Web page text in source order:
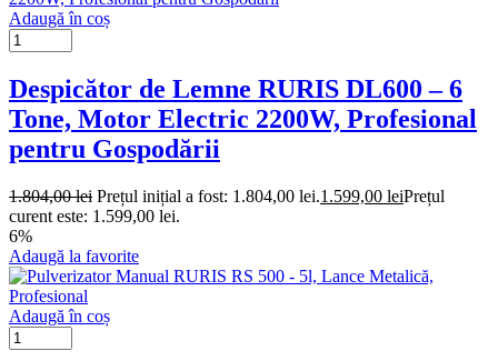
Adaugă în coș
Despicător de Lemne RURIS DL600 – 6
Tone, Motor Electric 2200W, Profesional
pentru Gospodării
1.804,00lei Prețul inițial a fost: 1.804,00 lei.1.599,00 leiPrețul
curent este: 1.599,00 lei.
6%
Adaugă la favorite
Adaugă în coș